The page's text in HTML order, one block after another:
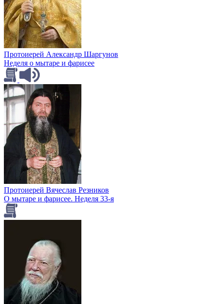
Протоиерей Александр Шаргунов
Неделя о мытаре и фарисее
Протоиерей Вячеслав Резников
О мытаре и фарисее. Неделя 33-я